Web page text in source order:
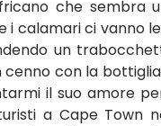
che sembra
i calamari ci vanno
un
cenno con la
il suo amore
a Cape Town